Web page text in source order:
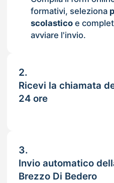
formativi, seleziona
scolasticoe
avviare l'invio.
2.
Ricevi la chiamata
24 ore
3.
Invio automatico
Brezzo Di Bedero